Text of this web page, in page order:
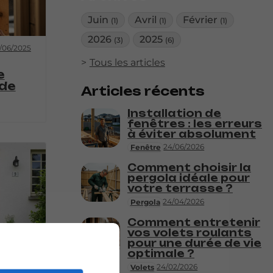
Juin (1) Avril (1) Février (1)
2026 (3) 2025 (6)
Tous les articles
Articles récents
Fenêtre 24/06/2026
Installation de
fenêtres : les erreurs
à éviter absolument
Pergola 24/04/2026
Comment choisir la
pergola idéale pour
votre terrasse ?
Volets 24/02/2026
Comment entretenir
vos volets roulants
pour une durée de vie
optimale ?
2025